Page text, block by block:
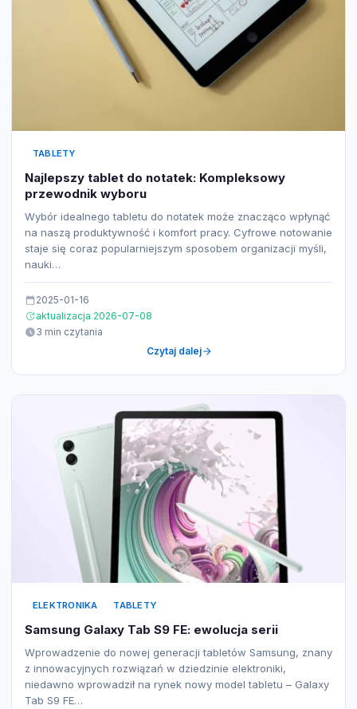
TABLETY
Najlepszy tablet do notatek: Kompleksowy
przewodnik wyboru
Wybór idealnego tabletu do notatek może znacząco wpłynąć
na naszą produktywność i komfort pracy. Cyfrowe notowanie
staje się coraz popularniejszym sposobem organizacji myśli,
nauki…
2025-01-16
aktualizacja 2026-07-08
3 min czytania
Czytaj dalej
ELEKTRONIKA TABLETY
Samsung Galaxy Tab S9 FE: ewolucja serii
Wprowadzenie do nowej generacji tabletów Samsung, znany
z innowacyjnych rozwiązań w dziedzinie elektroniki,
niedawno wprowadził na rynek nowy model tabletu – Galaxy
Tab S9 FE…